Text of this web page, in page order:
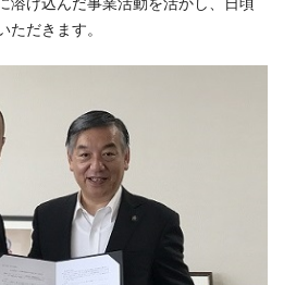
溶け込んだ事業活動を活かし、日頃
ただきます。